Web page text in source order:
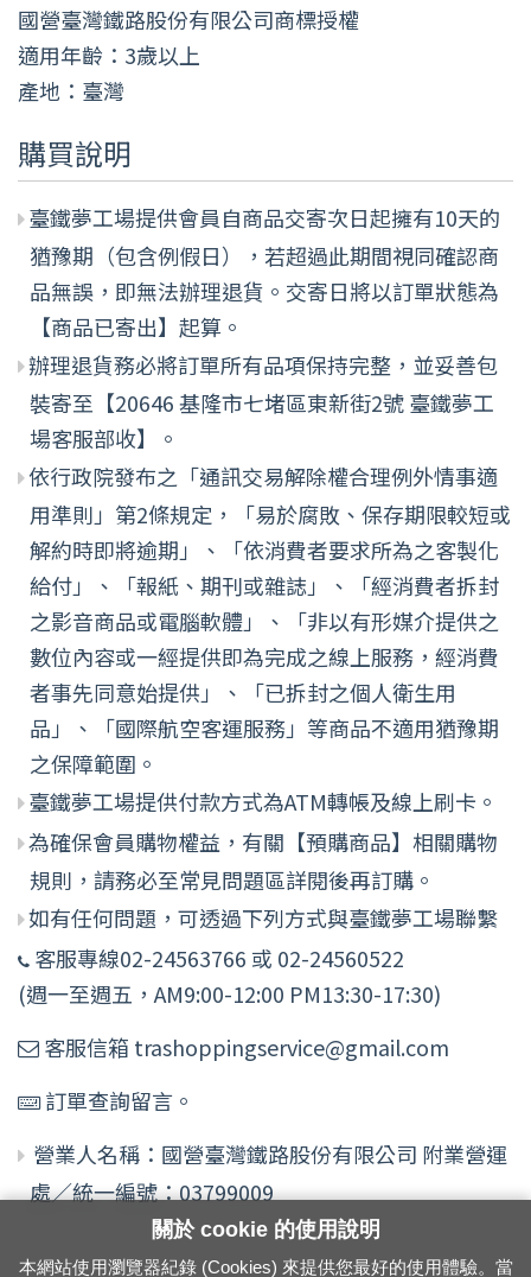
國營臺灣鐵路股份有限公司商標授權
適用年齡：3歲以上
產地：臺灣
購買說明
臺鐵夢工場提供會員自商品交寄次日起擁有10天的
猶豫期（包含例假日），若超過此期間視同確認商
品無誤，即無法辦理退貨。交寄日將以訂單狀態為
【商品已寄出】起算。
辦理退貨務必將訂單所有品項保持完整，並妥善包
裝寄至【20646 基隆市七堵區東新街2號 臺鐵夢工
場客服部收】。
依行政院發布之「通訊交易解除權合理例外情事適
用準則」第2條規定，「易於腐敗、保存期限較短或
解約時即將逾期」、「依消費者要求所為之客製化
給付」、「報紙、期刊或雜誌」、「經消費者拆封
之影音商品或電腦軟體」、「非以有形媒介提供之
數位內容或一經提供即為完成之線上服務，經消費
者事先同意始提供」、「已拆封之個人衛生用
品」、「國際航空客運服務」等商品不適用猶豫期
之保障範圍。
臺鐵夢工場提供付款方式為ATM轉帳及線上刷卡。
為確保會員購物權益，有關【預購商品】相關購物
規則，請務必至常見問題區詳閱後再訂購。
如有任何問題，可透過下列方式與臺鐵夢工場聯繫
客服專線02-24563766 或 02-24560522
(週一至週五，AM9:00-12:00 PM13:30-17:30)
客服信箱 trashoppingservice@gmail.com
訂單查詢留言。
營業人名稱：國營臺灣鐵路股份有限公司 附業營運
處／統一編號：03799009
關於 cookie 的使用說明
本網站使用瀏覽器紀錄 (Cookies) 來提供您最好的使用體驗。當